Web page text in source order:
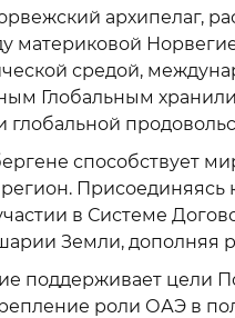
архипелаг,
материковой
средой,
Глобальным
глобальной
способствует
регион.
в Системе
Земли, дополняя
поддерживает цели
роли ОАЭ в